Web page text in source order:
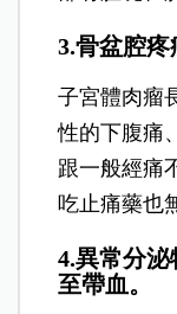
3.骨盆腔
子宮體肉瘤
性的下腹痛
跟一般經痛
吃止痛藥也
4.異常分
至帶血。